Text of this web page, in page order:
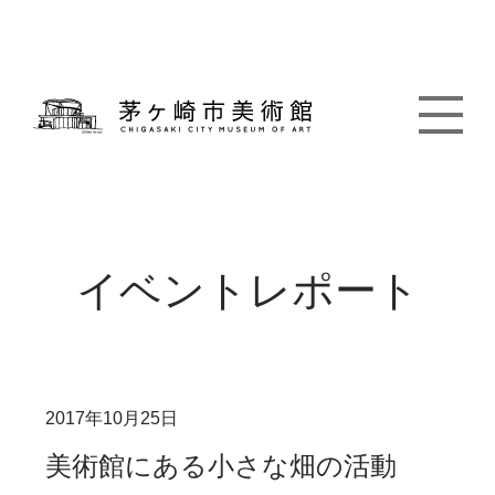
イベントレポート
2017年10月25日
美術館にある小さな畑の活動